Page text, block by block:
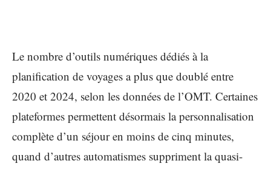
Le nombre d’outils numériques dédiés à la
planification de voyages a plus que doublé entre
2020 et 2024, selon les données de l’OMT. Certaines
plateformes permettent désormais la personnalisation
complète d’un séjour en moins de cinq minutes,
quand d’autres automatismes suppriment la quasi-